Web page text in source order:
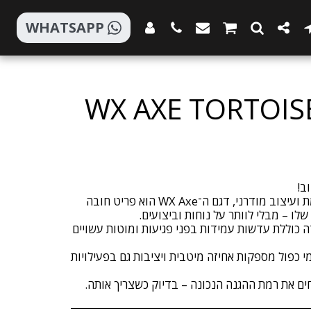
WHATSAPP
WX AXE
עם שילוב של טכנולוגיה מתקדמת ועיצוב מודרני, דגם ה־WX Axe הוא פריט חובה
עדשות עמידות בפני פגיעות ומוטות עשויים
כפול מספקות אחיזה מיטבית ויציבות גם בפעילויות
את רמת ההגנה הנכונה – בדיוק כשצריך אותה.